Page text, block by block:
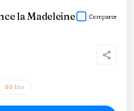
la Madeleine Comparer
80 lits